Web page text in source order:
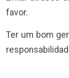
favor.
Ter um bom